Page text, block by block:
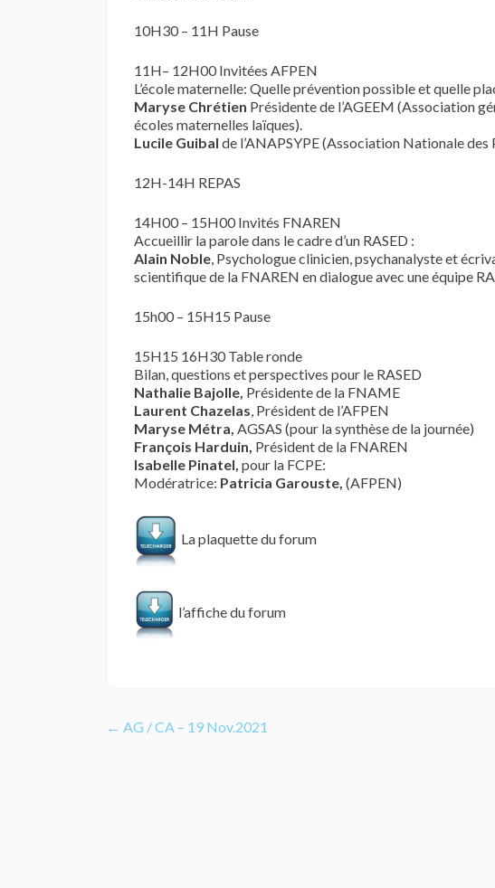
10H30 – 11H Pause
11H– 12H00 Invitées AFPEN
L’école maternelle: Quelle prévention possible et quelle
Maryse Chrétien Présidente de l’AGEEM (Association
écoles maternelles laïques).
Lucile Guibal de l’ANAPSYPE (Association Nationale
12H-14H REPAS
14H00 – 15H00 Invités FNAREN
Accueillir la parole dans le cadre d’un RASED :
Alain Noble , Psychologue clinicien, psychanalyste et
scientifique de la FNAREN en dialogue avec une équipe
15h00 – 15H15 Pause
15H15 16H30 Table ronde
Bilan, questions et perspectives pour le RASED
Nathalie Bajolle, Présidente de la FNAME
Laurent Chazelas , Président de l’AFPEN
Maryse Métra, AGSAS (pour la synthèse de la journée)
François Harduin, Président de la FNAREN
Isabelle Pinatel, pour la FCPE:
Modératrice: Patricia Garouste, (AFPEN)
La plaquette du forum
l’affiche du forum
Navigation
← AG / CA – 19 Nov.2021